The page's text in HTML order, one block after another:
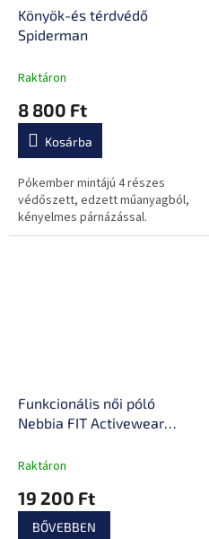
Könyök-és térdvédő
Spiderman
Raktáron
8 800 Ft
Kosárba
Pókember mintájú 4 részes
védőszett, edzett műanyagból,
kényelmes párnázással.
Funkcionális női póló
Nebbia FIT Activewear
Raktáron
19 200 Ft
BŐVEBBEN